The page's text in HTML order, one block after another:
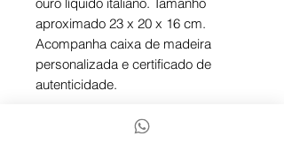
aproximado 23 x 20 x 16 cm.
Acompanha caixa de madeira
personalizada e certificado de
autenticidade.